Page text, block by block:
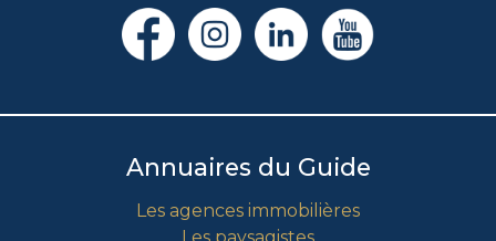
Annuaires du Guide
Les agences immobilières